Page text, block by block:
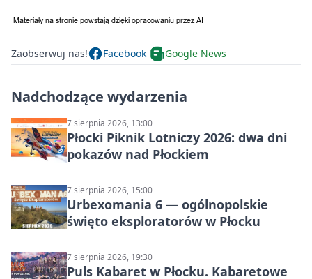
Zaobserwuj nas! Facebook Google News
Nadchodzące wydarzenia
7 sierpnia 2026, 13:00
Płocki Piknik Lotniczy 2026: dwa dni
pokazów nad Płockiem
7 sierpnia 2026, 15:00
Urbexomania 6 — ogólnopolskie
święto eksploratorów w Płocku
7 sierpnia 2026, 19:30
Puls Kabaret w Płocku. Kabaretowe